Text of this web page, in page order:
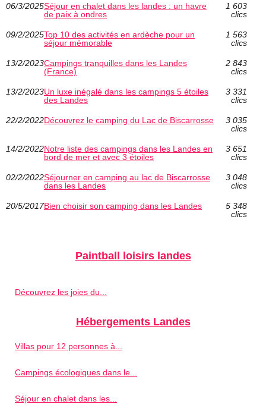
06/3/2025Séjour en chalet dans les landes : un havre
de paix à ondres
1 603
clics
09/2/2025Top 10 des activités en ardèche pour un
séjour mémorable
1 563
clics
13/2/2023Campings tranquilles dans les Landes
(France)
2 843
clics
13/2/2023Un luxe inégalé dans les campings 5 étoiles
des Landes
3 331
clics
22/2/2022Découvrez le camping du Lac de Biscarrosse
3 035
clics
14/2/2022Notre liste des campings dans les Landes en
bord de mer et avec 3 étoiles
3 651
clics
02/2/2022Séjourner en camping au lac de Biscarrosse
dans les Landes
3 048
clics
20/5/2017Bien choisir son camping dans les Landes
5 348
clics
Paintball loisirs landes
Découvrez les joies du...
Hébergements Landes
Villas pour 12 personnes à...
Campings écologiques dans le...
Séjour en chalet dans les...